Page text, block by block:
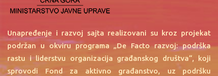
Unapređenje i razvoj sajta realizovani su kroz projekat
podržan u okviru programa „De Facto razvoj: podrška
rastu i liderstvu organizacija građanskog društva“, koji
sprovodi Fond za aktivno građanstvo, uz podršku